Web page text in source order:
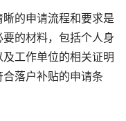
的申请流程和要求是
的材料，包括个人身
工作单位的相关证明
落户补贴的申请条